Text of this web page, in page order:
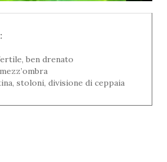
ben drenato
stoloni, divisione di ceppaia